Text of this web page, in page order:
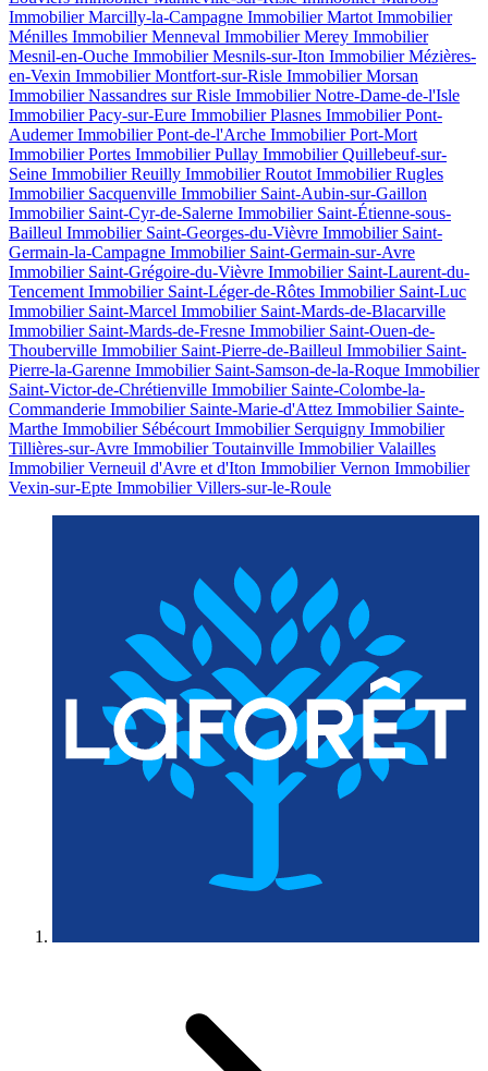
Immobilier Marcilly-la-Campagne Immobilier Martot Immobilier
Ménilles Immobilier Menneval Immobilier Merey Immobilier
Mesnil-en-Ouche Immobilier Mesnils-sur-Iton Immobilier Mézières-
en-Vexin Immobilier Montfort-sur-Risle Immobilier Morsan
Immobilier Nassandres sur Risle Immobilier Notre-Dame-de-l'Isle
Immobilier Pacy-sur-Eure Immobilier Plasnes Immobilier Pont-
AudemerImmobilier Pont-de-l'Arche Immobilier Port-Mort
Immobilier Portes Immobilier Pullay Immobilier Quillebeuf-sur-
Seine Immobilier Reuilly Immobilier Routot Immobilier Rugles
Immobilier Sacquenville Immobilier Saint-Aubin-sur-Gaillon
Immobilier Saint-Cyr-de-Salerne Immobilier Saint-Étienne-sous-
Bailleul Immobilier Saint-Georges-du-Vièvre Immobilier Saint-
Germain-la-Campagne Immobilier Saint-Germain-sur-Avre
Immobilier Saint-Grégoire-du-Vièvre Immobilier Saint-Laurent-du-
Tencement Immobilier Saint-Léger-de-Rôtes Immobilier Saint-Luc
Immobilier Saint-Marcel Immobilier Saint-Mards-de-Blacarville
Immobilier Saint-Mards-de-Fresne Immobilier Saint-Ouen-de-
Thouberville Immobilier Saint-Pierre-de-Bailleul Immobilier Saint-
Pierre-la-Garenne Immobilier Saint-Samson-de-la-Roque Immobilier
Saint-Victor-de-Chrétienville Immobilier Sainte-Colombe-la-
Commanderie Immobilier Sainte-Marie-d'Attez Immobilier Sainte-
Marthe Immobilier Sébécourt Immobilier Serquigny Immobilier
Tillières-sur-Avre Immobilier Toutainville Immobilier Valailles
Immobilier Verneuil d'Avre et d'Iton Immobilier Vernon Immobilier
Vexin-sur-Epte Immobilier Villers-sur-le-Roule